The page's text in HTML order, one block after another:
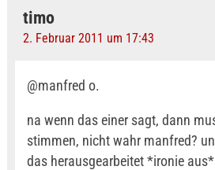
timo
2. Februar 2011 um 17:43
@manfred o.
na wenn das einer sagt, dann
stimmen, nicht wahr manfred?
das herausgearbeitet *ironie aus*